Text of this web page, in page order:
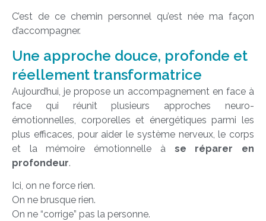
C’est de ce chemin personnel qu’est née ma façon
d’accompagner.
Une approche douce, profonde et
réellement transformatrice
Aujourd’hui, je propose un accompagnement en face à
face qui réunit plusieurs approches neuro-
émotionnelles, corporelles et énergétiques parmi les
plus efficaces, pour aider le système nerveux, le corps
et la mémoire émotionnelle à se réparer en
profondeur.
Ici, on ne force rien.
On ne brusque rien.
On ne “corrige” pas la personne.